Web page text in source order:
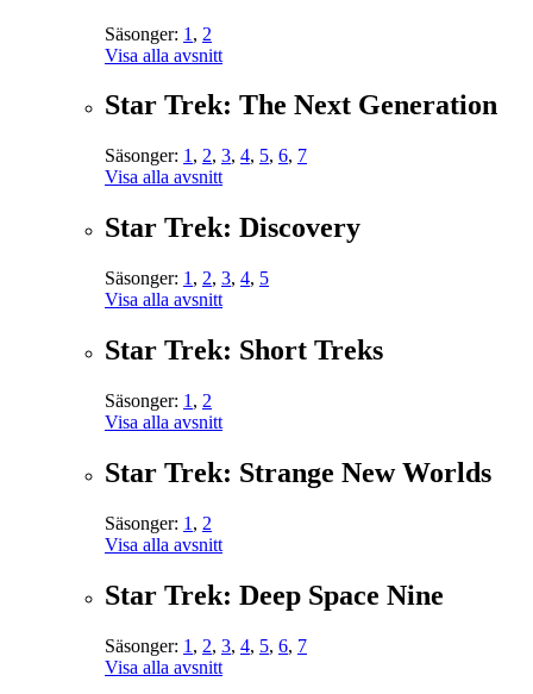
Säsonger: 1 , 2
Visa alla avsnitt
Star Trek: The Next Generation
Säsonger: 1 , 2, 3, 4, 5, 6, 7
Visa alla avsnitt
Star Trek: Discovery
Säsonger: 1 , 2, 3, 4, 5
Visa alla avsnitt
Star Trek: Short Treks
Säsonger: 1 , 2
Visa alla avsnitt
Star Trek: Strange New Worlds
Säsonger: 1 , 2
Visa alla avsnitt
Star Trek: Deep Space Nine
Säsonger: 1 , 2, 3, 4, 5, 6, 7
Visa alla avsnitt